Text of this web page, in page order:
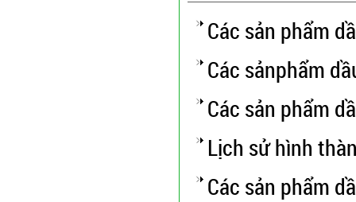
Các sản phẩm
Các sảnphẩm
Các sản phẩm
Lịch sử hình
Các sản phẩm